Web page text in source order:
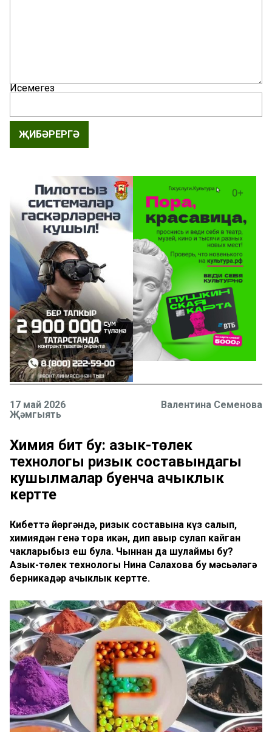
Исемегез
ҖИБӘРЕРГӘ
17 май 2026
Җәмгыять
Валентина Семенова
Химия бит бу: азык-төлек
технологы ризык составындагы
кушылмалар буенча ачыклык
кертте
Кибеттә йөргәндә, ризык составына күз салып,
химиядән генә тора икән, дип авыр сулап кайган
чакларыбыз еш була. Чыннан да шулаймы бу?
Азык-төлек технологы Нина Сәлахова бу мәсьәләгә
берникадәр ачыклык кертте.